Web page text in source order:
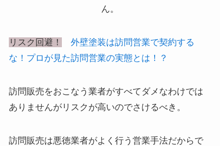
ん。
リスク回避！
外壁塗装は訪問営業で契約する
な！プロが見た訪問営業の実態とは！？
訪問販売をおこなう業者がすべてダメなわけでは
ありませんがリスクが高いのでさけるべき。
訪問販売は悪徳業者がよく行う営業手法だからで